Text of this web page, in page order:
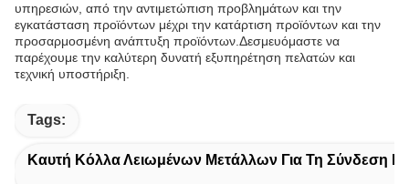
υπηρεσιών, από την αντιμετώπιση προβλημάτων και την
εγκατάσταση προϊόντων μέχρι την κατάρτιση προϊόντων και την
προσαρμοσμένη ανάπτυξη προϊόντων.Δεσμευόμαστε να
παρέχουμε την καλύτερη δυνατή εξυπηρέτηση πελατών και
τεχνική υποστήριξη.
Tags:
Καυτή Κόλλα Λειωμένων Μετάλλων Για Τη Σύνδεση